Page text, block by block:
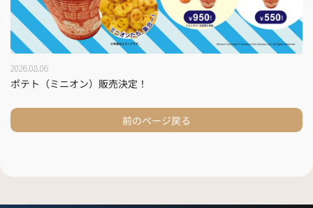
2026.08.06
ポテト（ミニオン）販売決定！
前のページ戻る